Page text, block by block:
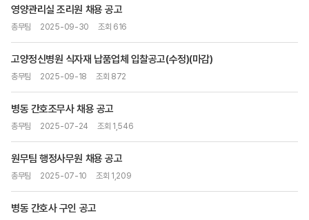
영양관리실 조리원 채용 공고
총무팀 2025-09-30 조회 616
고양정신병원 식자재 납품업체 입찰공고(수정)(마감)
총무팀 2025-09-18 조회 872
병동 간호조무사 채용 공고
총무팀 2025-07-24 조회 1,546
원무팀 행정사무원 채용 공고
총무팀 2025-07-10 조회 1,209
병동 간호사 구인 공고